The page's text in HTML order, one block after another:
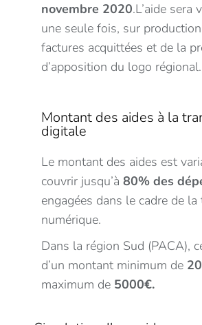
novembre 2020.L’aide sera
une seule fois, sur
factures acquittées et de la
d’apposition du logo régional.
Montant des aides à la
digitale
Le montant des aides est
couvrir jusqu’à 80% des
engagées dans le cadre de
numérique.
Dans la région Sud (PACA),
d’un montant minimum de
maximum de 5000€.